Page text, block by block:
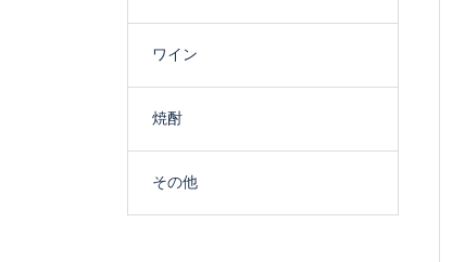
ワイン
焼酎
その他